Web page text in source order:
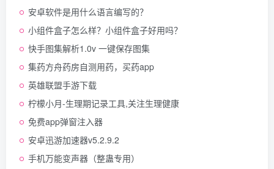
安卓软件是用什么语言编写的？
小组件盒子怎么样？小组件盒子好用吗？
快手图集解析1.0v 一键保存图集
集药方舟药房自测用药，买药app
英雄联盟手游下载
柠檬小月-生理期记录工具,关注生理健康
免费app弹窗注入器
安卓迅游加速器v5.2.9.2
手机万能变声器（整蛊专用）